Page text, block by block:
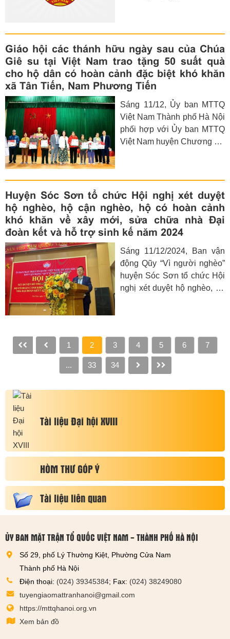
nghèo” quận Cầu Giấy cuối
năm 2024, triển khai nhiệm
vụ năm 2025.
Giáo hội các thánh hữu ngày sau của Chúa
Giê su tại Việt Nam trao tặng 50 suất quà
cho hộ dân có hoàn cảnh đặc biệt khó khăn
xã Tân Tiến, Nam Phương Tiến
Sáng 11/12, Ủy ban MTTQ
Việt Nam Thành phố Hà Nội
phối hợp với Ủy ban MTTQ
Việt Nam huyện Chương Mỹ
có công, hộ nghèo, cận
nghèo và hộ có hoàn cảnh
khó khăn trên địa bàn xã
Tân Tiến, Nam Phương
Tiến.
Huyện Sóc Sơn tổ chức Hội nghị xét duyệt
hộ nghèo, hộ cận nghèo, hộ có hoàn cảnh
khó khăn về xây mới, sửa chữa nhà Đại
đoàn kết và hỗ trợ sinh kế năm 2024
Sáng 11/12/2024, Ban vận
động Qũy “Vì người nghèo”
huyện Sóc Sơn tổ chức Hội
nghị xét duyệt hộ nghèo, hộ
năm 2024 nhằm vươn lên
thoát nghèo bền vững.
1 2 3 4 5 6 7
... 33 34
Tài liệu Đại hội XVIII
HÒM THƯ GÓP Ý
Tài liệu liên quan
ỦY BAN MẶT TRẬN TỔ QUỐC VIỆT NAM - THÀNH PHỐ HÀ NỘI
Số 29, phố Lý Thường Kiệt, Phường Cửa Nam
Thành phố Hà Nội
Điện thoại: (024) 39345384; Fax: (024) 38249080
tuyengiaomattranhanoi@gmail.com
https://mttqhanoi.org.vn
Xem bản đồ